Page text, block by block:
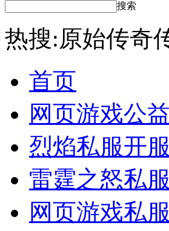
搜索
热搜:原始传奇
首页
网页游戏公
烈焰私服开
雷霆之怒私服
网页游戏私服